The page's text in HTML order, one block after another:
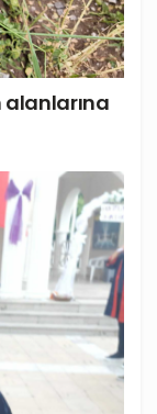
alanlarına